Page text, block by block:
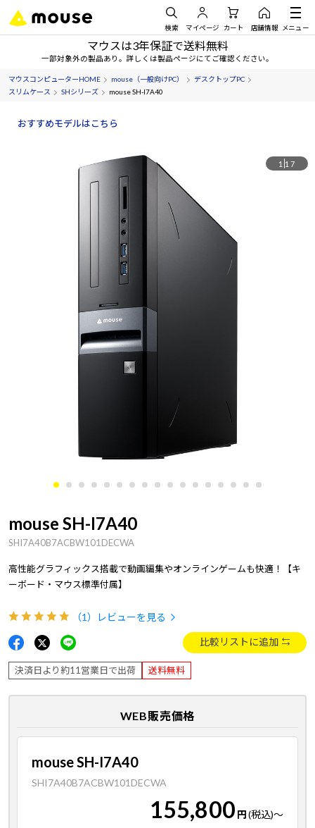
検索 マイページ カート 店舗情報 メニュー
マウスは3年保証で送料無料
一部対象外の製品あり。詳しくは製品ページにてご確認ください。
マウスコンピューターHOME mouse（一般向けPC）
デスクトップPC
スリムケース
SHシリーズ mouse SH-I7A40
おすすめモデルはこちら
1 17
mouse SH-I7A40
SHI7A40B7ACBW101DECWA
高性能グラフィックス搭載で動画編集やオンラインゲームも快適！【キ
ーボード・マウス標準付属】
（1） レビューを見る
比較リストに追加
決済日より約11営業日で出荷 送料無料
WEB販売価格
mouse SH-I7A40
SHI7A40B7ACBW101DECWA
155,800 円(税込)～